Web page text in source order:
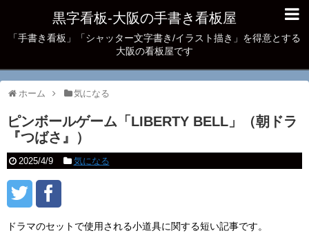
黒字看板‐大阪の手書き看板屋
「手書き看板」「シャッター文字書き/イラスト描き」を得意とする
大阪の看板屋です
ホーム 気になる
ピンボールゲーム「LIBERTY BELL」（朝ドラ
『つばさ』）
2025/4/9 気になる
ドラマのセットで使用される小道具に関する短い記事です。